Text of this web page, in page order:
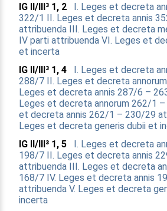
IG II/III³ 1, 2
I. Leges et decreta
322/1 II. Leges et decreta annis
attribuenda III. Leges et decreta
IV parti attribuenda VI. Leges et
et incerta
IG II/III³ 1, 4
I. Leges et decreta
288/7 II. Leges et decreta
Leges et decreta annis 287/6 –
Leges et decreta annorum 262/1
et decreta annis 262/1 – 230/29
Leges et decreta generis dubii et
IG II/III³ 1, 5
I. Leges et decreta
198/7 II. Leges et decreta annis
attribuenda III. Leges et decreta
168/7 IV. Leges et decreta annis
attribuenda V. Leges et decreta
incerta